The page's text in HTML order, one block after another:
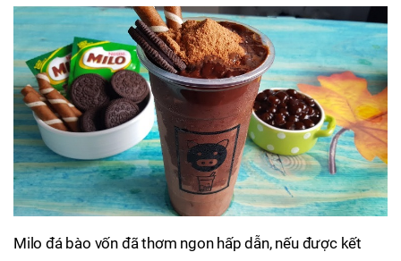
Milo đá bào vốn đã thơm ngon hấp dẫn, nếu được kết